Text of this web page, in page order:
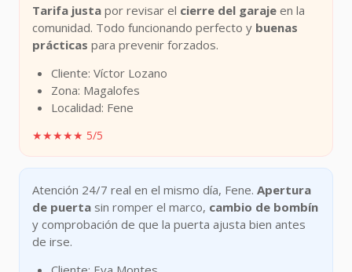
Tarifa justa por revisar el cierre del garaje en la
comunidad. Todo funcionando perfecto y buenas
prácticas para prevenir forzados.
Cliente: Víctor Lozano
Zona: Magalofes
Localidad: Fene
★★★★★ 5/5
Atención 24/7 real en el mismo día, Fene. Apertura
de puerta sin romper el marco, cambio de bombín
y comprobación de que la puerta ajusta bien antes
de irse.